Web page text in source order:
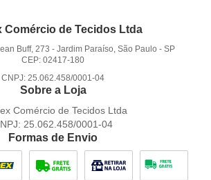
Comércio de Tecidos Ltda
Buff, 273 - Jardim Paraíso, São Paulo - SP
CEP: 02417-180
CNPJ: 25.062.458/0001-04
Sobre a Loja
Comércio de Tecidos Ltda
25.062.458/0001-04
Formas de Envio